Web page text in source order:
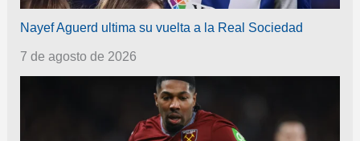
Nayef Aguerd ultima su vuelta a la Real Sociedad
7 de agosto de 2026